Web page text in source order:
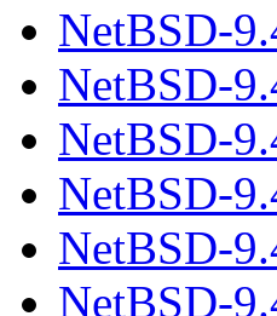
NetBSD-
NetBSD-
NetBSD-
NetBSD-
NetBSD-
NetBSD-